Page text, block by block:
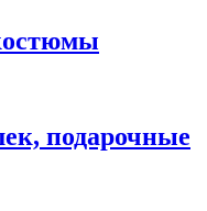
подарочные